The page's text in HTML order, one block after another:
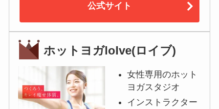
公式サイト
ホットヨガloIve(ロイブ)
女性専用のホット
ヨガスタジオ
インストラクター